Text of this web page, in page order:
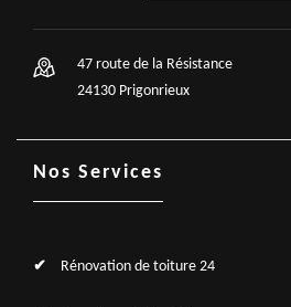
47 route de la Résistance
24130 Prigonrieux
Nos Services
Rénovation de toiture 24